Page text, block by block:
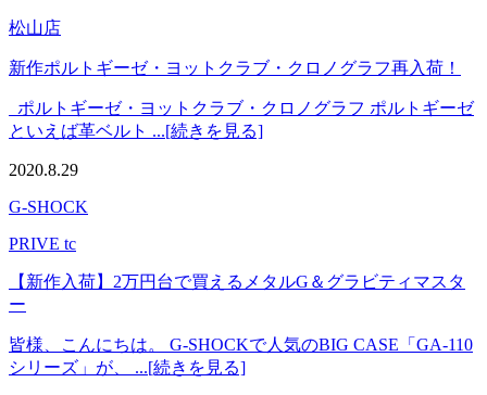
松山店
新作ポルトギーゼ・ヨットクラブ・クロノグラフ再入荷！
ポルトギーゼ・ヨットクラブ・クロノグラフ ポルトギーゼ
といえば革ベルト ...[続きを見る]
2020.8.29
G-SHOCK
PRIVE tc
【新作入荷】2万円台で買えるメタルG＆グラビティマスタ
ー
皆様、こんにちは。 G-SHOCKで人気のBIG CASE「GA-110
シリーズ」が、 ...[続きを見る]